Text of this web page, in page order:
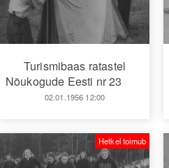
Turismibaas ratastel
Nõukogude Eesti nr 23
02.01.1956 12:00
Hetkel toimub